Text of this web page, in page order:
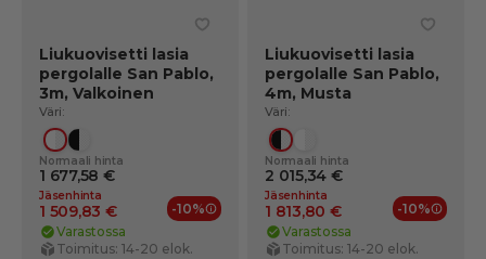
Liukuovisetti lasia
pergolalle San Pablo,
3m, Valkoinen
Väri:
Valkoinen/Läpinäkyvä
Musta/Läpinäkyvä
Normaali hinta
1 677,58 €
Jäsenhinta
1 509,83 € -10%
Jäsenedut
Varastossa
Toimitus: 14-20 elok.
Liukuovisetti lasia
pergolalle San Pablo,
4m, Musta
Väri:
Musta/Läpinäkyvä
Normaali hinta
2 015,34 €
Jäsenhinta
1 813,80 € -10%
Varastossa
Toimitus: 14-20 elok.